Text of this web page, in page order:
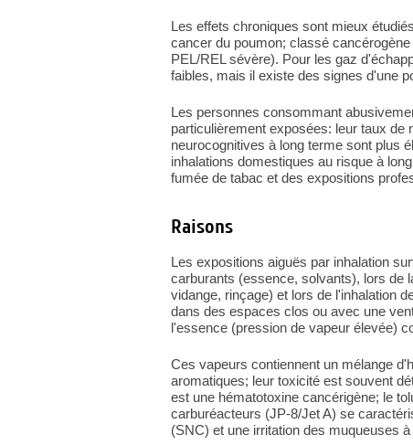
Les effets chroniques sont mieux
cancer du poumon; classé
PEL/REL sévère). Pour les gaz
faibles, mais il existe des signes d'une
Les personnes consommant
particulièrement exposées: leur taux
neurocognitives à long terme sont plus
inhalations domestiques au risque à
fumée de tabac et des expositions
Raisons
Les expositions aiguës par inhalation
carburants (essence, solvants), lors de
vidange, rinçage) et lors de l'inhalation
dans des espaces clos ou avec une
l'essence (pression de vapeur élevée)
Ces vapeurs contiennent un mélange
aromatiques; leur toxicité est souvent
est une hématotoxine cancérigène; le
carburéacteurs (JP-8/Jet A) se
(SNC) et une irritation des muqueuses